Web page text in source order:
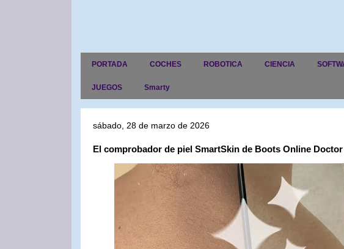
PORTADA COCHES ROBOTICA CIENCIA
JUEGOS Smarty
sábado, 28 de marzo de 2026
El comprobador de piel SmartSkin de Boots Online